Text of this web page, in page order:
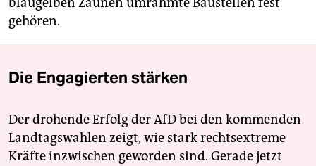
blaugelben Zäunen umrahmte Baustellen fest
gehören.
Die Engagierten stärken
Der drohende Erfolg der AfD bei den kommenden
Landtagswahlen zeigt, wie stark rechtsextreme
Kräfte inzwischen geworden sind. Gerade jetzt